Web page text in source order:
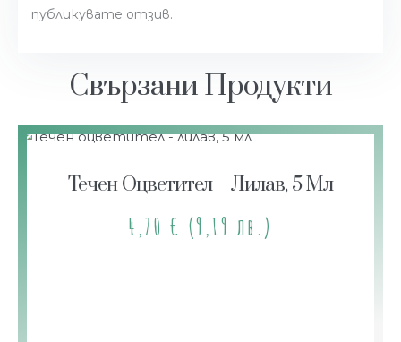
публикувате отзив.
Свързани Продукти
Течен Оцветител – Лилав, 5 Мл
4,70 € (9,19 лв.)